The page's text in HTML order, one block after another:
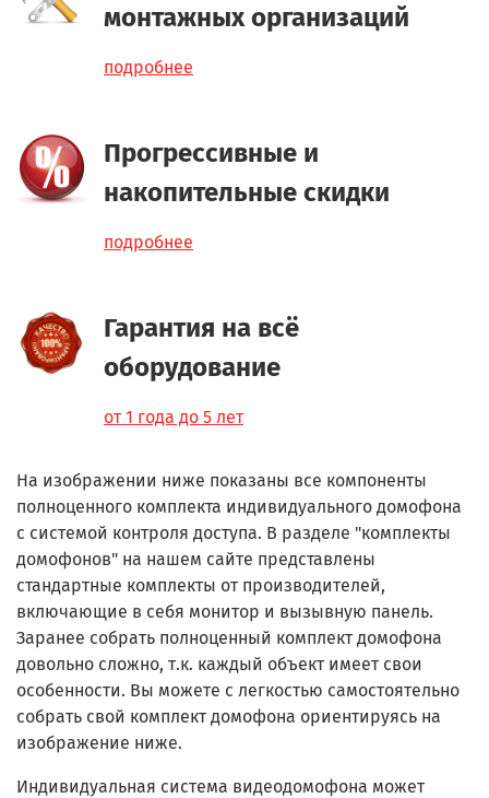
монтажных организаций
подробнее
Прогрессивные и
накопительные скидки
подробнее
Гарантия на всё
оборудование
от 1 года до 5 лет
На изображении ниже показаны все компоненты
полноценного комплекта индивидуального домофона
с системой контроля доступа. В разделе "комплекты
домофонов" на нашем сайте представлены
стандартные комплекты от производителей,
включающие в себя монитор и вызывную панель.
Заранее собрать полноценный комплект домофона
довольно сложно, т.к. каждый объект имеет свои
особенности. Вы можете с легкостью самостоятельно
собрать свой комплект домофона ориентируясь на
изображение ниже.
Индивидуальная система видеодомофона может